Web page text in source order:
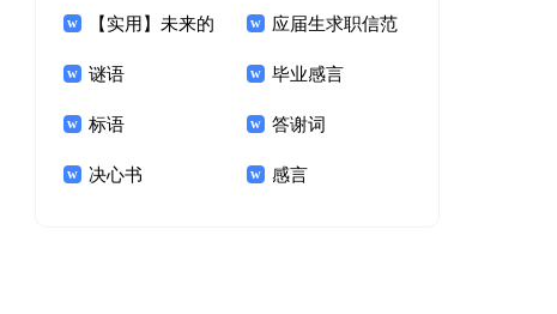
同范文汇总9篇 级下册
【实用】未来的
想象作文9篇
应届生求职信范
文(集锦15篇)
谜语 毕业感言
标语 答谢词
决心书 感言